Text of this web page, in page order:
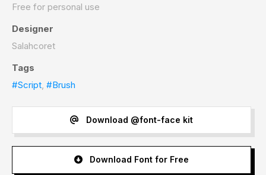
Free for personal use
Designer
Salahcoret
Tags
#Script, #Brush
Download @font-face kit
Download Font for Free